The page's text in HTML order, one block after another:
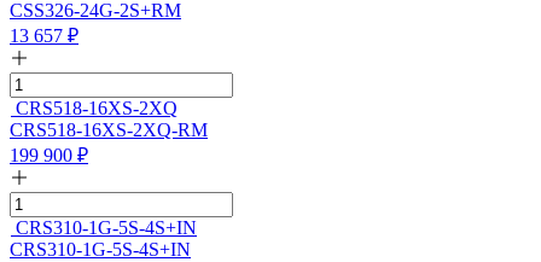
CSS326-24G-2S+RM
13 657 ₽
CRS518-16XS-2XQ
CRS518-16XS-2XQ-RM
199 900 ₽
CRS310-1G-5S-4S+IN
CRS310-1G-5S-4S+IN